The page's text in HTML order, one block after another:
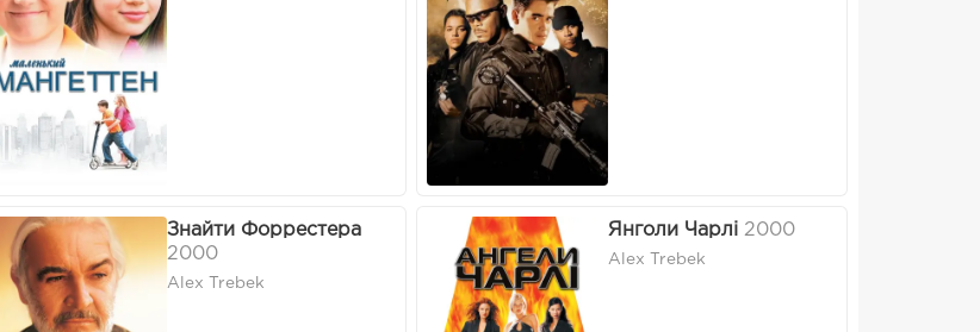
Знайти Форрестера
2000
Alex Trebek
Янголи Чарлі 2000
Alex Trebek